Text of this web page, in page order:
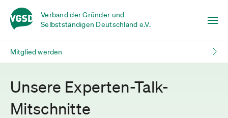
Verband der Gründer und
Selbstständigen Deutschland e.V.
Mitglied werden
Unsere Experten-Talk-
Mitschnitte